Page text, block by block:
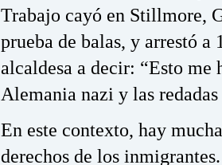
Trabajo cayó en Stillmore,
prueba de balas, y arrestó
alcaldesa a decir: “Esto me
Alemania nazi y las
En este contexto, hay
derechos de los